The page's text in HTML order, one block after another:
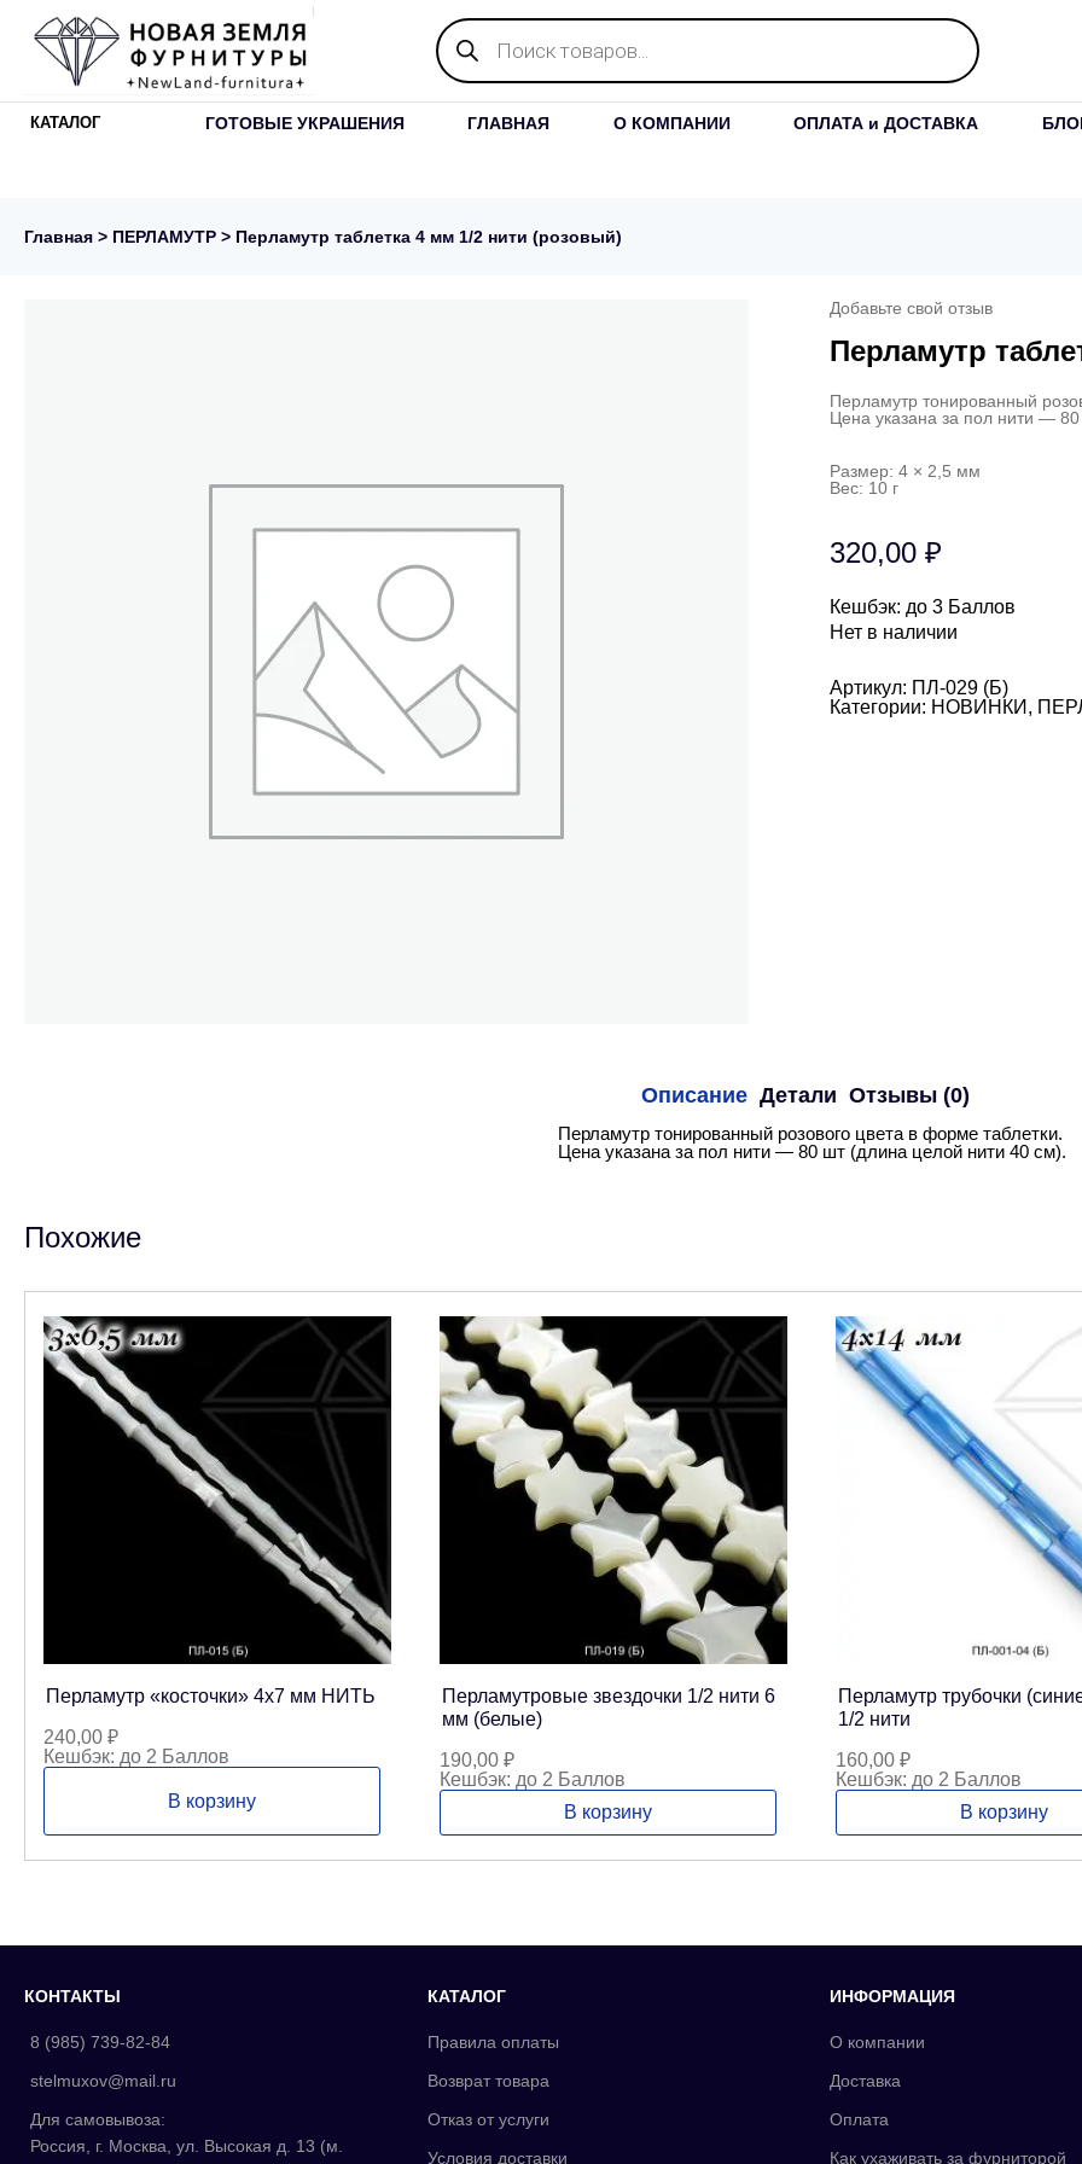
Поиск
товаров
КАТАЛОГ ГОТОВЫЕ УКРАШЕНИЯ ГЛАВНАЯ О КОМПАНИИ ОПЛАТА и ДОСТАВКА
Главная > ПЕРЛАМУТР > Перламутр таблетка 4 мм 1/2 нити (розовый)
Добавьте свой отзыв
Перламутр
Перламутр тонированный
Цена указана за пол нити —
Размер: 4 × 2,5 мм
Вес: 10 г
320,00 ₽
Кешбэк: до 3 Баллов
Нет в наличии
Артикул: ПЛ-029 (Б)
Категории: НОВИНКИ ,
Описание Детали Отзывы (0)
Перламутр тонированный розового цвета в форме таблетки.
Цена указана за пол нити — 80 шт (длина целой нити 40 см).
Похожие
Перламутр «косточки» 4х7 мм НИТЬ
240,00 ₽
Кешбэк: до 2 Баллов
В корзину
Перламутровые звездочки 1/2 нити 6
мм (белые)
190,00 ₽
Кешбэк: до 2 Баллов
В корзину
Перламутр трубочки
1/2 нити
160,00 ₽
Кешбэк: до 2 Баллов
В корзину
КОНТАКТЫ
8 (985) 739-82-84
stelmuxov@mail.ru
Для самовывоза:
Россия, г. Москва, ул. Высокая д. 13 (м.
КАТАЛОГ
Правила оплаты
Возврат товара
Отказ от услуги
Условия доставки
ИНФОРМАЦИЯ
О компании
Доставка
Оплата
Как ухаживать за фурниторой